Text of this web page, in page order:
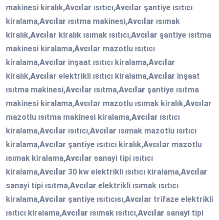
makinesi kiralık,Avcılar ısıtıcı,Avcılar şantiye ısıtıcı
kiralama,Avcılar ısıtma makinesi,Avcılar ısımak
kiralık,Avcılar kiralık ısımak ısıtıcı,Avcılar şantiye ısıtma
makinesi kiralama,Avcılar mazotlu ısıtıcı
kiralama,Avcılar inşaat ısıtıcı kiralama,Avcılar
kiralık,Avcılar elektrikli ısıtıcı kiralama,Avcılar inşaat
ısıtma makinesi,Avcılar ısıtma,Avcılar şantiye ısıtma
makinesi kiralama,Avcılar mazotlu ısımak kiralık,Avcılar
mazotlu ısıtma makinesi kiralama,Avcılar ısıtıcı
kiralama,Avcılar ısıtıcı,Avcılar ısımak mazotlu ısıtıcı
kiralama,Avcılar şantiye ısıtıcı kiralık,Avcılar mazotlu
ısımak kiralama,Avcılar sanayi tipi ısıtıcı
kiralama,Avcılar 30 kw elektrikli ısıtıcı kiralama,Avcılar
sanayi tipi ısıtma,Avcılar elektrikli ısımak ısıtıcı
kiralama,Avcılar şantiye ısıtıcısı,Avcılar trifaze elektrikli
ısıtıcı kiralama,Avcılar ısımak ısıtıcı,Avcılar sanayi tipi